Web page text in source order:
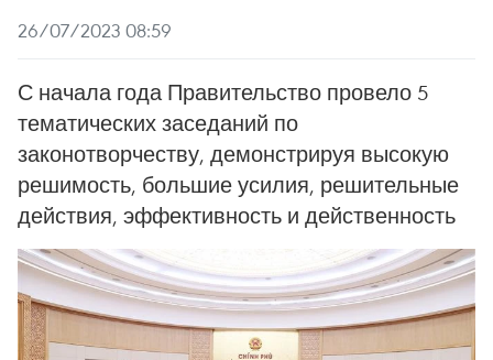
26/07/2023 08:59
С начала года Правительство провело 5
тематических заседаний по
законотворчеству, демонстрируя высокую
решимость, большие усилия, решительные
действия, эффективность и действенность